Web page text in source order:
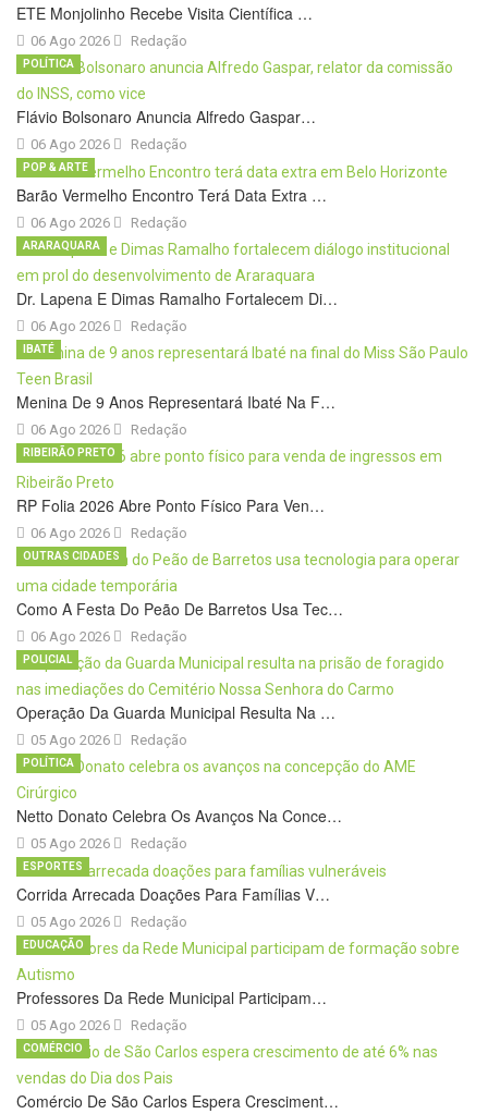
ETE Monjolinho Recebe Visita Científica …
06 Ago 2026 Redação
Flávio Bolsonaro Anuncia Alfredo Gaspar…
06 Ago 2026
POLÍTICA
Redação
Barão Vermelho Encontro Terá Data Extra …
06 Ago 2026
POP & ARTE
Redação
Dr. Lapena E Dimas Ramalho Fortalecem Di…
06 Ago 2026
ARARAQUARA
Redação
Menina De 9 Anos Representará Ibaté Na F…
06 Ago 2026
IBATÉ
Redação
RP Folia 2026 Abre Ponto Físico Para Ven…
06 Ago 2026
RIBEIRÃO PRETO
Redação
Como A Festa Do Peão De Barretos Usa Tec…
06 Ago 2026
OUTRAS CIDADES
Redação
Operação Da Guarda Municipal Resulta Na …
05 Ago 2026
POLICIAL
Redação
Netto Donato Celebra Os Avanços Na Conce…
05 Ago 2026
POLÍTICA
Redação
Corrida Arrecada Doações Para Famílias V…
05 Ago 2026
ESPORTES
Redação
Professores Da Rede Municipal Participam…
05 Ago 2026
EDUCAÇÃO
Redação
Comércio De São Carlos Espera Cresciment…
COMÉRCIO